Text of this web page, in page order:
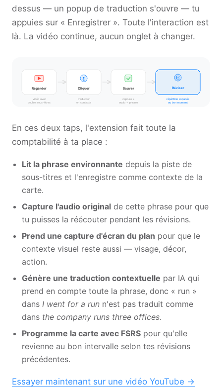
dessus — un popup de traduction s'ouvre — tu
appuies sur « Enregistrer ». Toute l'interaction est
là. La vidéo continue, aucun onglet à changer.
Regarder Cliquer Sauver Réviser
vidéo avec
double sous-titres
traduction
en contexte
capture +
audio + phrase
répétition espacée
au bon moment
En ces deux taps, l'extension fait toute la
comptabilité à ta place :
Lit la phrase environnante depuis la piste de
sous-titres et l'enregistre comme contexte de la
carte.
Capture l'audio original de cette phrase pour que
tu puisses la réécouter pendant les révisions.
Prend une capture d'écran du plan pour que le
contexte visuel reste aussi — visage, décor,
action.
Génère une traduction contextuelle par IA qui
prend en compte toute la phrase, donc « run »
dans I went for a run n'est pas traduit comme
dans the company runs three offices.
Programme la carte avec FSRS pour qu'elle
revienne au bon intervalle selon tes révisions
précédentes.
Essayer maintenant sur une vidéo YouTube →